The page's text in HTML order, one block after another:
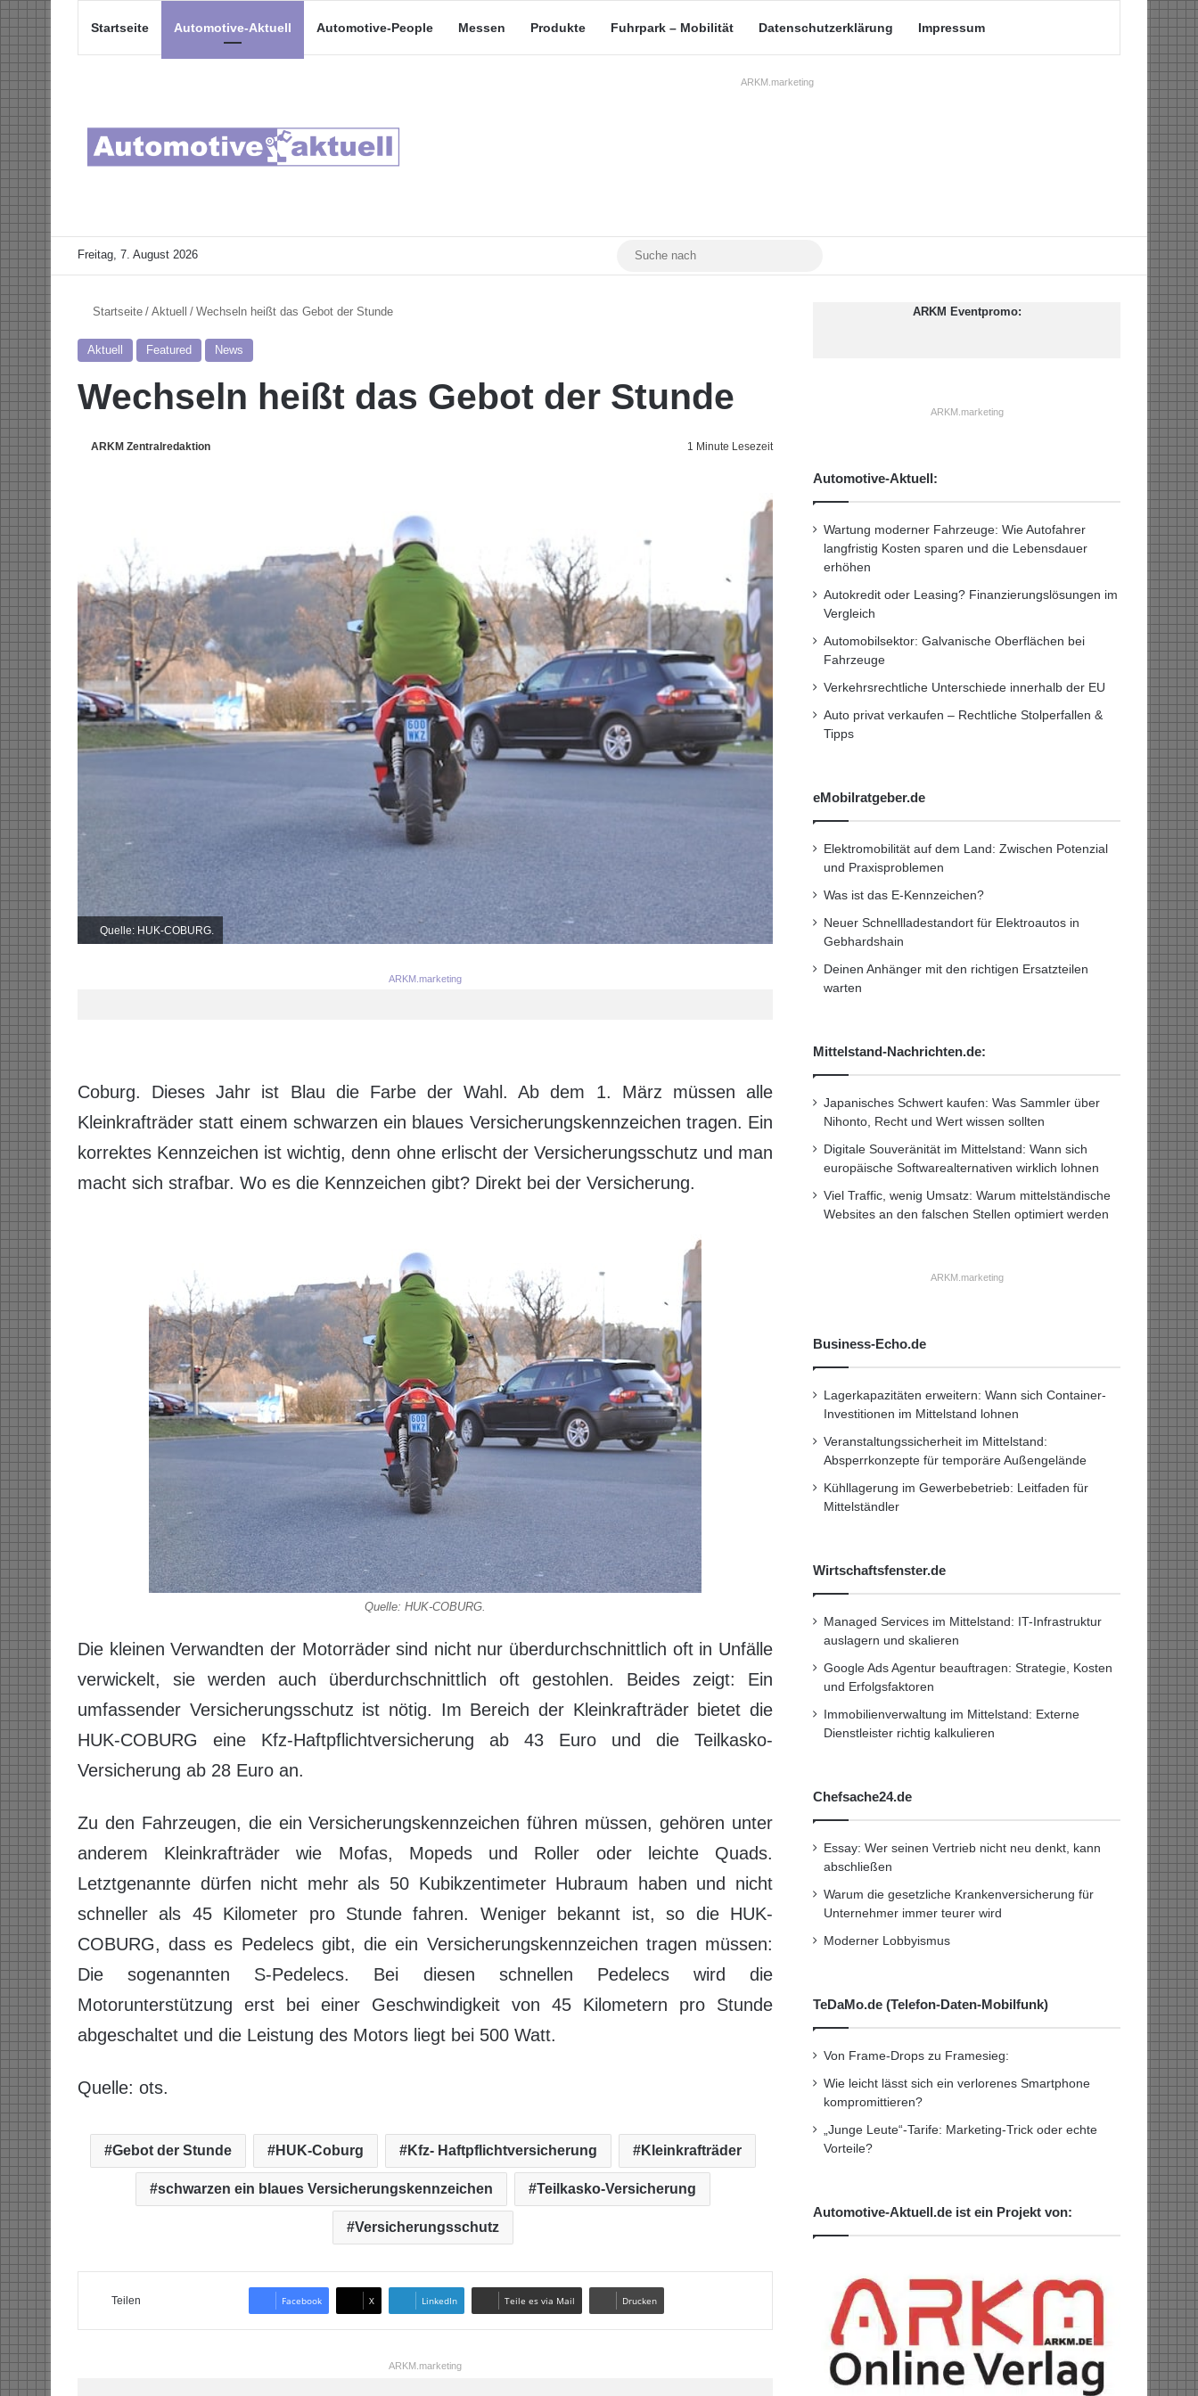
Startseite Automotive-Aktuell Automotive-People Messen Produkte Fuhrpark – Mobilität Datenschutzerklärung Impressum
ARKM.marketing
Freitag, 7. August 2026 YouTubeMastodon
Startseite / Aktuell / Wechseln heißt das Gebot der Stunde
Aktuell Featured News
Wechseln heißt das Gebot der Stunde
ARKM Zentralredaktion 1 Minute Lesezeit
Quelle: HUK-COBURG.
ARKM.marketing
Coburg. Dieses Jahr ist Blau die Farbe der Wahl. Ab dem 1. März müssen alle
Kleinkrafträder statt einem schwarzen ein blaues Versicherungskennzeichen tragen. Ein
korrektes Kennzeichen ist wichtig, denn ohne erlischt der Versicherungsschutz und man
macht sich strafbar. Wo es die Kennzeichen gibt? Direkt bei der Versicherung.
Quelle: HUK-COBURG.
Die kleinen Verwandten der Motorräder sind nicht nur überdurchschnittlich oft in Unfälle
verwickelt, sie werden auch überdurchschnittlich oft gestohlen. Beides zeigt: Ein
umfassender Versicherungsschutz ist nötig. Im Bereich der Kleinkrafträder bietet die
HUK-COBURG eine Kfz-Haftpflichtversicherung ab 43 Euro und die Teilkasko-
Versicherung ab 28 Euro an.
Zu den Fahrzeugen, die ein Versicherungskennzeichen führen müssen, gehören unter
anderem Kleinkrafträder wie Mofas, Mopeds und Roller oder leichte Quads.
Letztgenannte dürfen nicht mehr als 50 Kubikzentimeter Hubraum haben und nicht
schneller als 45 Kilometer pro Stunde fahren. Weniger bekannt ist, so die HUK-
COBURG, dass es Pedelecs gibt, die ein Versicherungskennzeichen tragen müssen:
Die sogenannten S-Pedelecs. Bei diesen schnellen Pedelecs wird die
Motorunterstützung erst bei einer Geschwindigkeit von 45 Kilometern pro Stunde
abgeschaltet und die Leistung des Motors liegt bei 500 Watt.
Quelle: ots.
Gebot der Stunde HUK-Coburg Kfz- Haftpflichtversicherung Kleinkrafträder
schwarzen ein blaues Versicherungskennzeichen Teilkasko-Versicherung
Versicherungsschutz
Teilen Facebook X LinkedIn Teile es via Mail Drucken
ARKM.marketing
ARKM Eventpromo:
ARKM.marketing
Automotive-Aktuell:
Wartung moderner Fahrzeuge: Wie Autofahrer
langfristig Kosten sparen und die Lebensdauer
erhöhen
Autokredit oder Leasing? Finanzierungslösungen im
Vergleich
Automobilsektor: Galvanische Oberflächen bei
Fahrzeuge
Verkehrsrechtliche Unterschiede innerhalb der EU
Auto privat verkaufen – Rechtliche Stolperfallen &
Tipps
eMobilratgeber.de
Elektromobilität auf dem Land: Zwischen Potenzial
und Praxisproblemen
Was ist das E-Kennzeichen?
Neuer Schnellladestandort für Elektroautos in
Gebhardshain
Deinen Anhänger mit den richtigen Ersatzteilen
warten
Mittelstand-Nachrichten.de:
Japanisches Schwert kaufen: Was Sammler über
Nihonto, Recht und Wert wissen sollten
Digitale Souveränität im Mittelstand: Wann sich
europäische Softwarealternativen wirklich lohnen
Viel Traffic, wenig Umsatz: Warum mittelständische
Websites an den falschen Stellen optimiert werden
ARKM.marketing
Business-Echo.de
Lagerkapazitäten erweitern: Wann sich Container-
Investitionen im Mittelstand lohnen
Veranstaltungssicherheit im Mittelstand:
Absperrkonzepte für temporäre Außengelände
Kühllagerung im Gewerbebetrieb: Leitfaden für
Mittelständler
Wirtschaftsfenster.de
Managed Services im Mittelstand: IT-Infrastruktur
auslagern und skalieren
Google Ads Agentur beauftragen: Strategie, Kosten
und Erfolgsfaktoren
Immobilienverwaltung im Mittelstand: Externe
Dienstleister richtig kalkulieren
Chefsache24.de
Essay: Wer seinen Vertrieb nicht neu denkt, kann
abschließen
Warum die gesetzliche Krankenversicherung für
Unternehmer immer teurer wird
Moderner Lobbyismus
TeDaMo.de (Telefon-Daten-Mobilfunk)
Von Frame-Drops zu Framesieg:
Wie leicht lässt sich ein verlorenes Smartphone
kompromittieren?
„Junge Leute“-Tarife: Marketing-Trick oder echte
Vorteile?
Automotive-Aktuell.de ist ein Projekt von: